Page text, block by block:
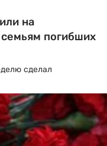
на
погибших
сделал